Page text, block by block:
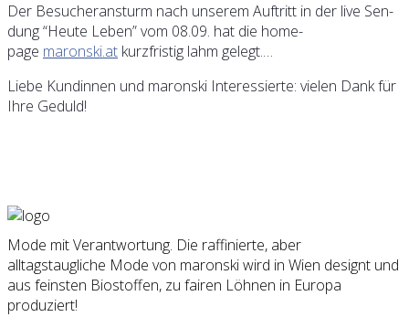
Der Besu­cher­an­sturm nach unse­rem Auf­tritt in der live Sen­
dung “Heu­te Leben” vom 08.09. hat die home­
page maronski.at kurz­fris­tig lahm gelegt.…
Lie­be Kun­din­nen und maron­ski Inter­es­sier­te: vie­len Dank für
Ihre Geduld!
Mode mit Verantwortung. Die raffinierte, aber
alltagstaugliche Mode von maronski wird in Wien designt und
aus feinsten Biostoffen, zu fairen Löhnen in Europa
produziert!